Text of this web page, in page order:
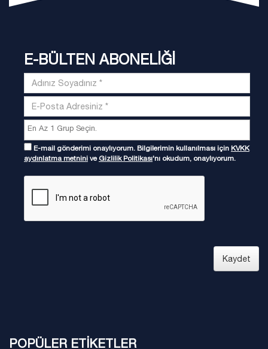
E-BÜLTEN ABONELİĞİ
E-mail gönderimi onaylıyorum. Bilgilerimin kullanılması için KVKK
aydınlatma metnini ve Gizlilik Politikası'nı okudum, onaylıyorum.
Kaydet
POPÜLER ETİKETLER